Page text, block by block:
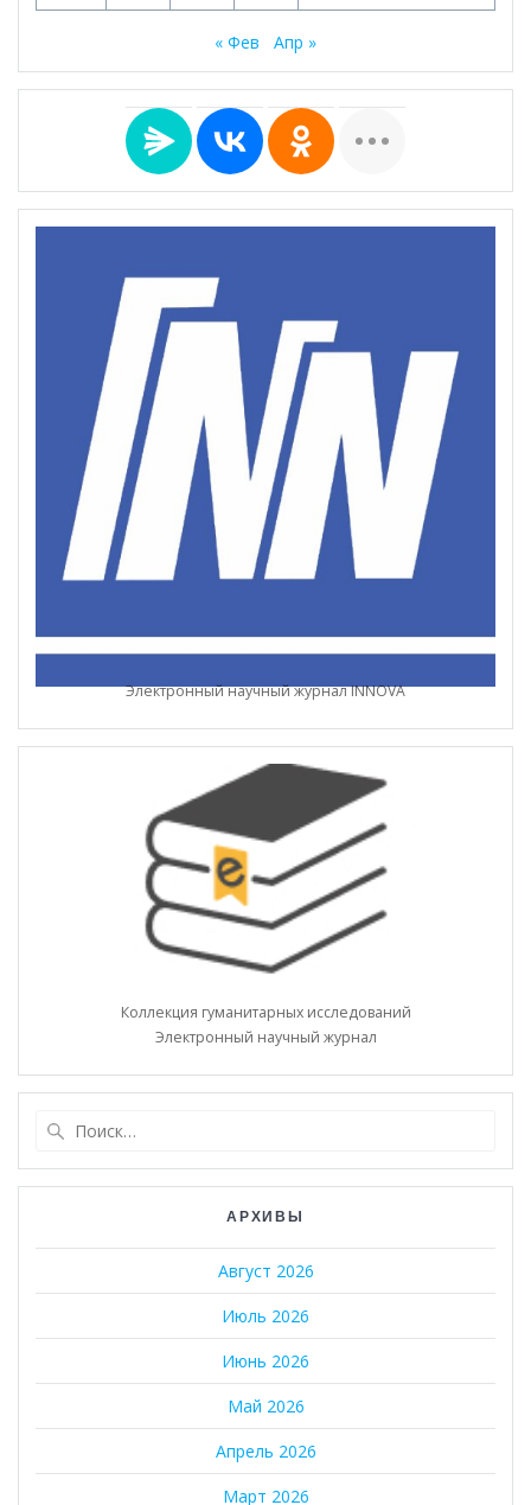
« Фев Апр »
Электронный научный журнал INNOVA
Коллекция гуманитарных исследований
Электронный научный журнал
АРХИВЫ
Август 2026
Июль 2026
Июнь 2026
Май 2026
Апрель 2026
Март 2026